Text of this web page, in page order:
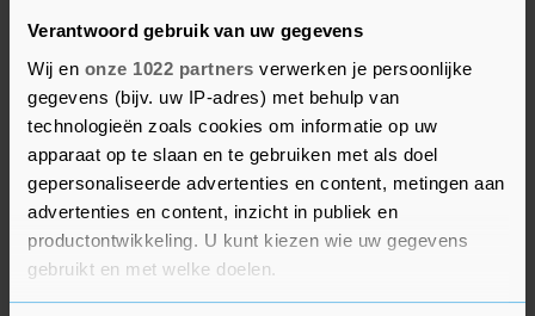
Verantwoord gebruik van uw gegevens
Wij en onze 1022 partners verwerken je persoonlijke
gegevens (bijv. uw IP-adres) met behulp van
technologieën zoals cookies om informatie op uw
apparaat op te slaan en te gebruiken met als doel
gepersonaliseerde advertenties en content, metingen aan
advertenties en content, inzicht in publiek en
productontwikkeling. U kunt kiezen wie uw gegevens
gebruikt en met welke doelen.